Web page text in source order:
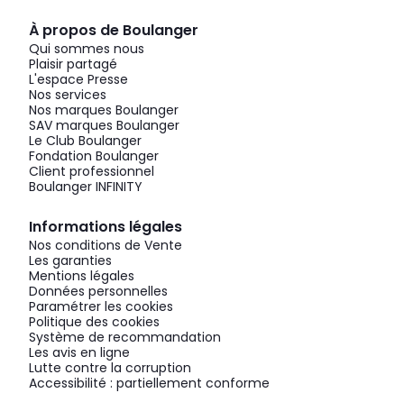
À propos de Boulanger
Qui sommes nous
Plaisir partagé
L'espace Presse
Nos services
Nos marques Boulanger
SAV marques Boulanger
Le Club Boulanger
Fondation Boulanger
Client professionnel
Boulanger INFINITY
Informations légales
Nos conditions de Vente
Les garanties
Mentions légales
Données personnelles
Paramétrer les cookies
Politique des cookies
Système de recommandation
Les avis en ligne
Lutte contre la corruption
Accessibilité : partiellement conforme